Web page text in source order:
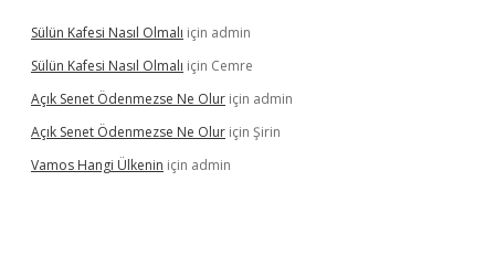
Sülün Kafesi Nasıl Olmalı için admin
Sülün Kafesi Nasıl Olmalı için Cemre
Açık Senet Ödenmezse Ne Olur için admin
Açık Senet Ödenmezse Ne Olur için Şirin
Vamos Hangi Ülkenin için admin